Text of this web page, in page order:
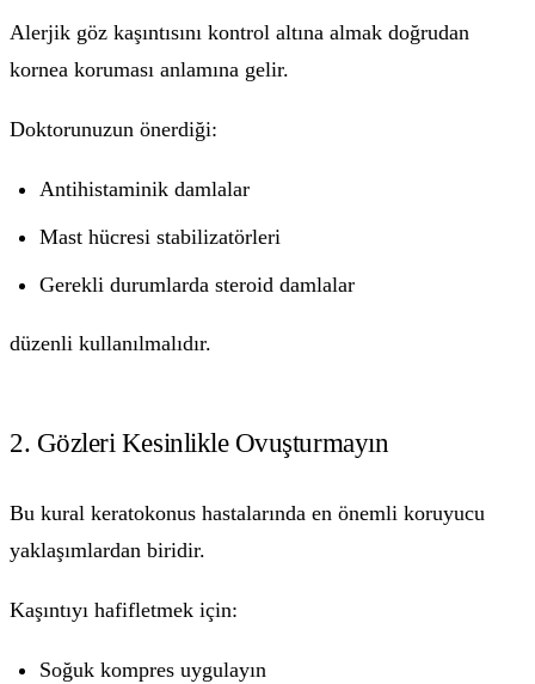
Alerjik göz kaşıntısını kontrol altına almak doğrudan
kornea koruması anlamına gelir.
Doktorunuzun önerdiği:
Antihistaminik damlalar
Mast hücresi stabilizatörleri
Gerekli durumlarda steroid damlalar
düzenli kullanılmalıdır.
2. Gözleri Kesinlikle Ovuşturmayın
Bu kural keratokonus hastalarında en önemli koruyucu
yaklaşımlardan biridir.
Kaşıntıyı hafifletmek için:
Soğuk kompres uygulayın